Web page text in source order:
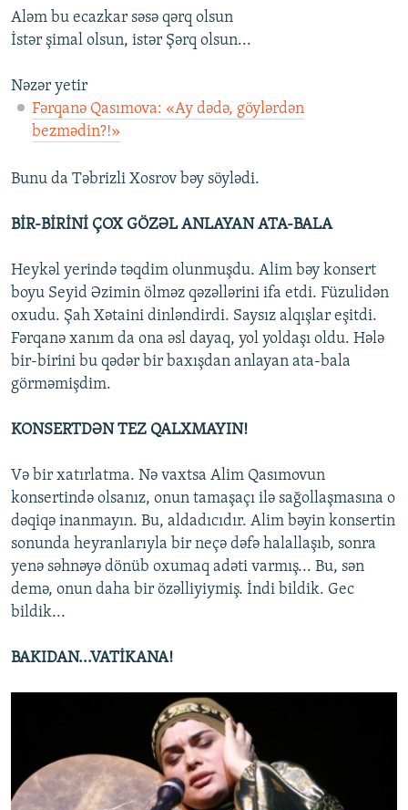
Aləm bu ecazkar səsə qərq olsun
İstər şimal olsun, istər Şərq olsun...
Nəzər yetir
Fərqanə Qasımova: «Ay dədə, göylərdən
bezmədin?!»
Bunu da Təbrizli Xosrov bəy söylədi.
BİR-BİRİNİ ÇOX GÖZƏL ANLAYAN ATA-BALA
Heykəl yerində təqdim olunmuşdu. Alim bəy konsert
boyu Seyid Əzimin ölməz qəzəllərini ifa etdi. Füzulidən
oxudu. Şah Xətaini dinləndirdi. Saysız alqışlar eşitdi.
Fərqanə xanım da ona əsl dayaq, yol yoldaşı oldu. Hələ
bir-birini bu qədər bir baxışdan anlayan ata-bala
görməmişdim.
KONSERTDƏN TEZ QALXMAYIN!
Və bir xatırlatma. Nə vaxtsa Alim Qasımovun
konsertində olsanız, onun tamaşaçı ilə sağollaşmasına o
dəqiqə inanmayın. Bu, aldadıcıdır. Alim bəyin konsertin
sonunda heyranlarıyla bir neçə dəfə halallaşıb, sonra
yenə səhnəyə dönüb oxumaq adəti varmış... Bu, sən
demə, onun daha bir özəlliyiymiş. İndi bildik. Gec
bildik...
BAKIDAN...VATİKANA!